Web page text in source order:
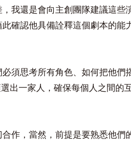
我還是會向主創團隊建議這
確認他具備詮釋這個劇本的
須思考所有角色、如何把他
出一家人，確保每個人之間的
作，當然，前提是要熟悉他